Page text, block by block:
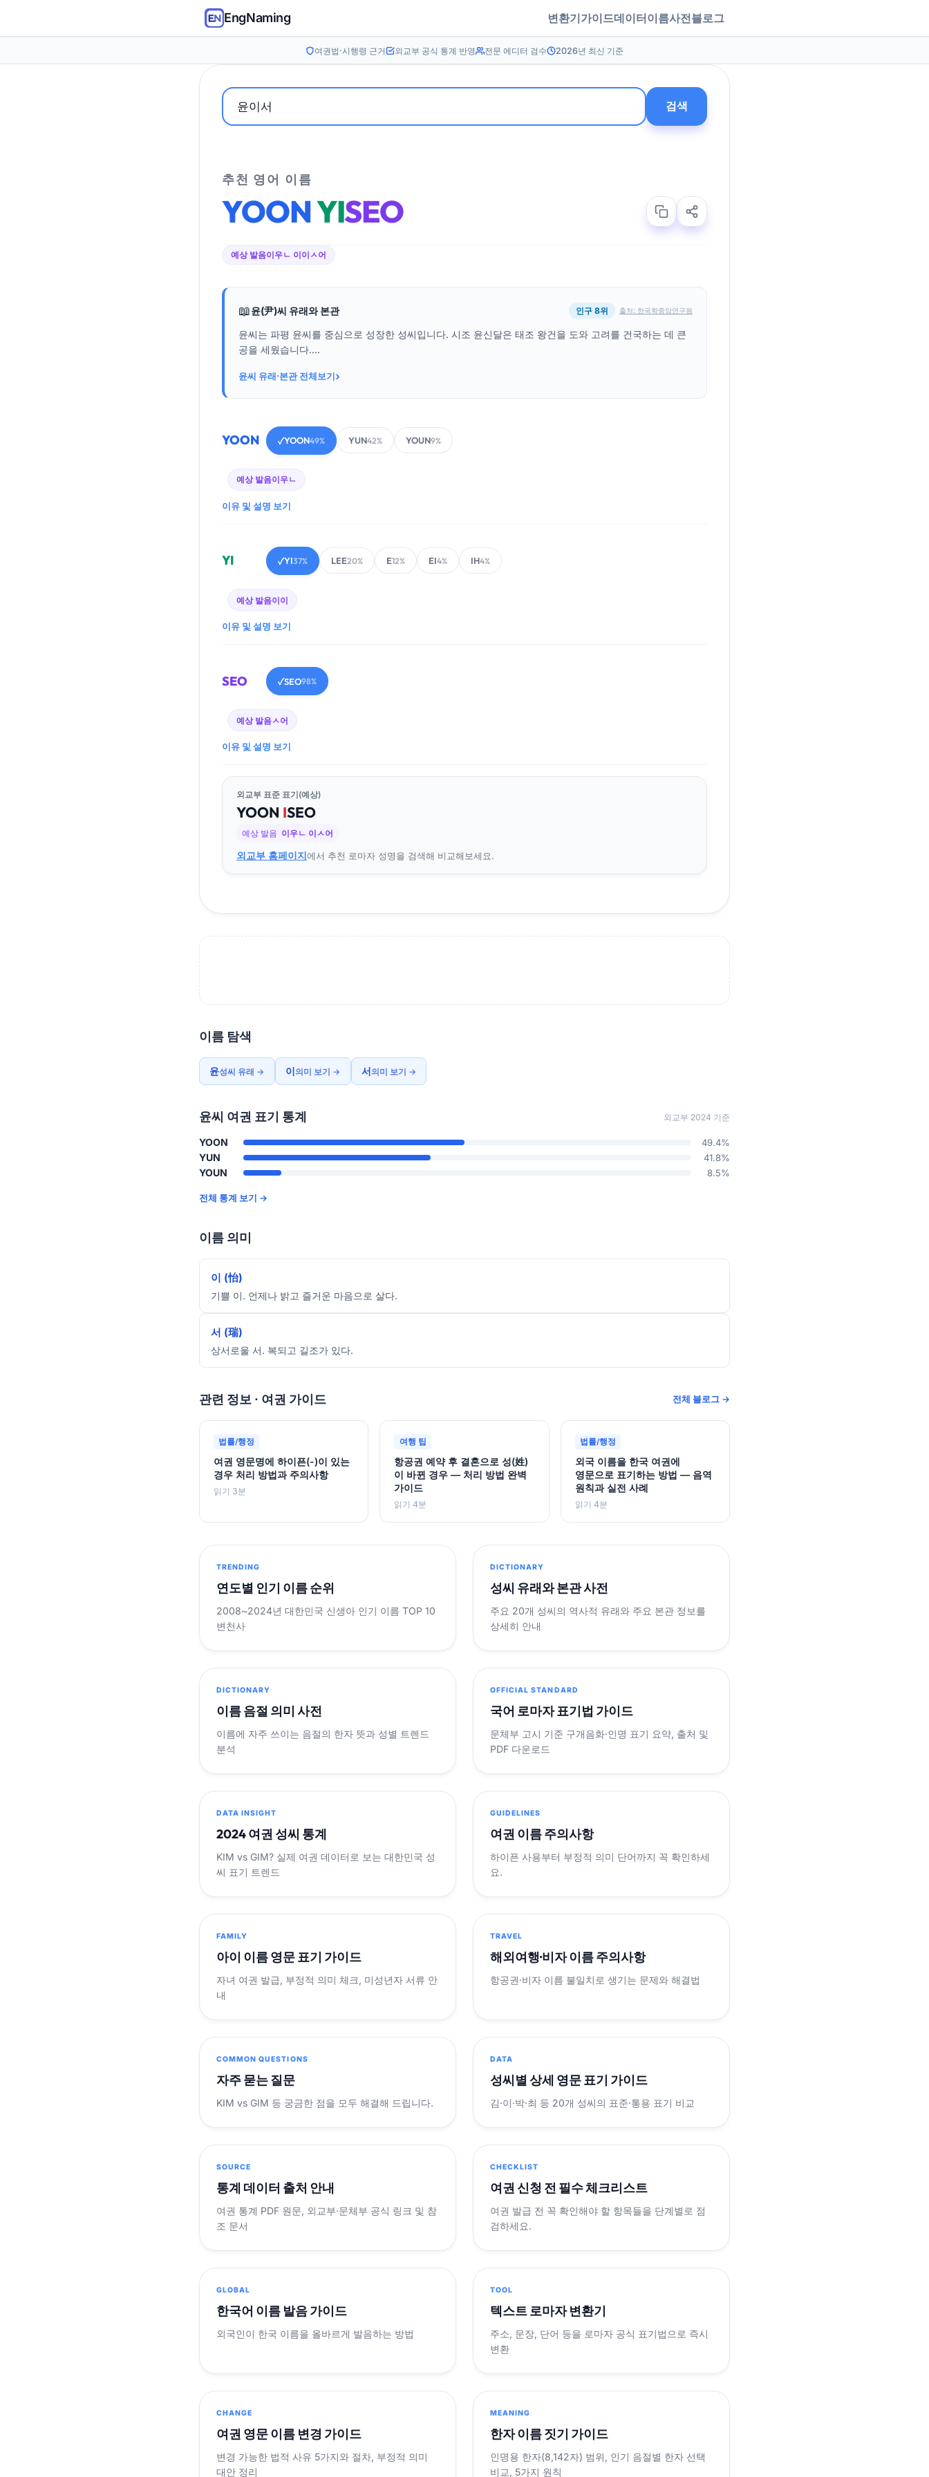
EngNaming 변환기가이드데이터이름사전블로그
여권법·시행령 근거 외교부 공식 통계 반영 전문 에디터 검수 2026년 최신 기준
검색
추천 영어 이름
YOONYISEO
예상 발음이우ㄴ 이이ㅅ어
📖윤(尹)씨 유래와 본관 인구 8위 출처: 한국학중앙연구원
윤씨는 파평 윤씨를 중심으로 성장한 성씨입니다. 시조 윤신달은 태조 왕건을 도와 고려를 건국하는 데 큰
공을 세웠습니다....
윤씨 유래·본관 전체보기›
YOON ✓YOON49% YUN42% YOUN9%
예상 발음이우ㄴ
이유 및 설명 보기
YI ✓YI37% LEE20% E12% EI4% IH4%
예상 발음이이
이유 및 설명 보기
SEO ✓SEO98%
예상 발음ㅅ어
이유 및 설명 보기
외교부 표준 표기(예상)
YOON ISEO
예상 발음 이우ㄴ 이ㅅ어
외교부 홈페이지에서 추천 로마자 성명을 검색해 비교해보세요.
이름 탐색
윤성씨 유래 → 이의미 보기 → 서의미 보기 →
윤씨 여권 표기 통계 외교부 2024 기준
YOON 49.4%
YUN 41.8%
YOUN 8.5%
전체 통계 보기 →
이름 의미
이 (怡)
기쁠 이. 언제나 밝고 즐거운 마음으로 살다.
서 (瑞)
상서로울 서. 복되고 길조가 있다.
관련 정보 · 여권 가이드 전체 블로그 →
법률/행정
여권 영문명에 하이픈(-)이 있는
경우 처리 방법과 주의사항
읽기 3분
여행 팁
항공권 예약 후 결혼으로 성(姓)
이 바뀐 경우 — 처리 방법 완벽
가이드
읽기 4분
법률/행정
외국 이름을 한국 여권에
영문으로 표기하는 방법 — 음역
원칙과 실전 사례
읽기 4분
TRENDING
연도별 인기 이름 순위
2008~2024년 대한민국 신생아 인기 이름 TOP 10
변천사
DICTIONARY
성씨 유래와 본관 사전
주요 20개 성씨의 역사적 유래와 주요 본관 정보를
상세히 안내
DICTIONARY
이름 음절 의미 사전
이름에 자주 쓰이는 음절의 한자 뜻과 성별 트렌드
분석
OFFICIAL STANDARD
국어 로마자 표기법 가이드
문체부 고시 기준 구개음화·인명 표기 요약, 출처 및
PDF 다운로드
DATA INSIGHT
2024 여권 성씨 통계
KIM vs GIM? 실제 여권 데이터로 보는 대한민국 성
씨 표기 트렌드
GUIDELINES
여권 이름 주의사항
하이픈 사용부터 부정적 의미 단어까지 꼭 확인하세
요.
FAMILY
아이 이름 영문 표기 가이드
자녀 여권 발급, 부정적 의미 체크, 미성년자 서류 안
내
TRAVEL
해외여행·비자 이름 주의사항
항공권·비자 이름 불일치로 생기는 문제와 해결법
COMMON QUESTIONS
자주 묻는 질문
KIM vs GIM 등 궁금한 점을 모두 해결해 드립니다.
DATA
성씨별 상세 영문 표기 가이드
김·이·박·최 등 20개 성씨의 표준·통용 표기 비교
SOURCE
통계 데이터 출처 안내
여권 통계 PDF 원문, 외교부·문체부 공식 링크 및 참
조 문서
CHECKLIST
여권 신청 전 필수 체크리스트
여권 발급 전 꼭 확인해야 할 항목들을 단계별로 점
검하세요.
GLOBAL
한국어 이름 발음 가이드
외국인이 한국 이름을 올바르게 발음하는 방법
TOOL
텍스트 로마자 변환기
주소, 문장, 단어 등을 로마자 공식 표기법으로 즉시
변환
CHANGE
여권 영문 이름 변경 가이드
변경 가능한 법적 사유 5가지와 절차, 부정적 의미
대안 정리
MEANING
한자 이름 짓기 가이드
인명용 한자(8,142자) 범위, 인기 음절별 한자 선택
비교, 5가지 원칙